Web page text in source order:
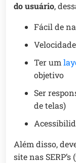
do usuário,
Fácil de
Ter um
objetivo
Ser
de telas)
Além disso,
site nas